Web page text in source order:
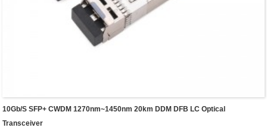
10Gb/s SFP+ CWDM 1270nm~1450nm 20km DDM DFB LC Optical
Transceiver